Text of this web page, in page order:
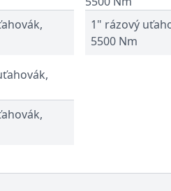
1" rázový
5500 Nm